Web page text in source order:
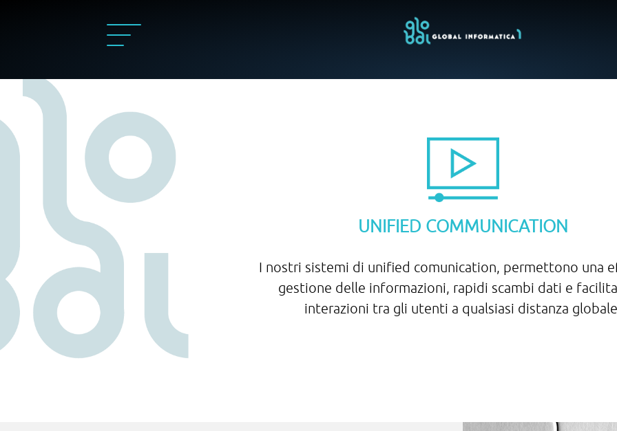
UNIFIED COMMUNICATION
I nostri sistemi di unified comunication, permettono una
gestione delle informazioni, rapidi scambi dati e
interazioni tra gli utenti a qualsiasi distanza